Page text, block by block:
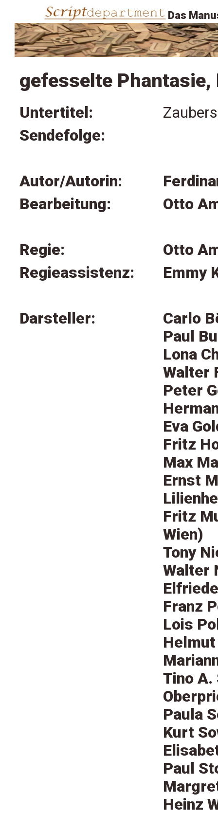
Das
gefesselte Phantasie,
Untertitel:
Sendefolge:
Autor/Autorin:
Bearbeitung:
Otto
Regie:
Otto
Regieassistenz:
Emmy
Darsteller:
Carlo
Paul
Lona
Walter
Peter
Eva
Fritz
Max
Ernst
Fritz
Wien)
Tony
Walter
Franz
Lois
Tino
Paula
Kurt
Paul
Heinz